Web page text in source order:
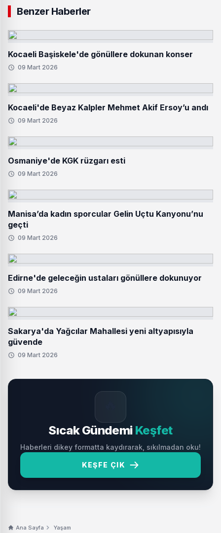
Benzer Haberler
Kocaeli Başiskele'de gönüllere dokunan konser
09 Mart 2026
Kocaeli'de Beyaz Kalpler Mehmet Akif Ersoy’u andı
09 Mart 2026
Osmaniye'de KGK rüzgarı esti
09 Mart 2026
Manisa’da kadın sporcular Gelin Uçtu Kanyonu’nu
geçti
09 Mart 2026
Edirne'de geleceğin ustaları gönüllere dokunuyor
09 Mart 2026
Sakarya'da Yağcılar Mahallesi yeni altyapısıyla
güvende
09 Mart 2026
Sıcak Gündemi Keşfet
Haberleri dikey formatta kaydırarak, sıkılmadan oku!
KEŞFE ÇIK
Ana Sayfa Yaşam